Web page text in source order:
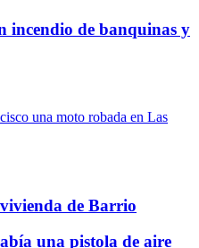
incendio de banquinas y
de Barrio
una pistola de aire